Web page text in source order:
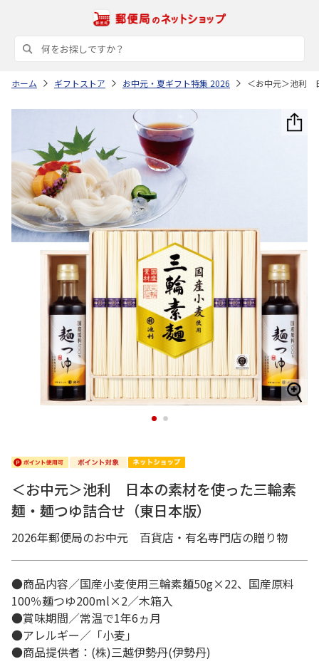
ホーム ギフトストア お中元・夏ギフト特集 2026 ＜お中元＞池利
1 2
＜お中元＞池利 日本の素材を使った三輪素
麺・麺つゆ詰合せ（東日本版）
2026年郵便局のお中元 百貨店・有名専門店の贈り物
●商品内容／国産小麦使用三輪素麺50g×22、国産原料
100％麺つゆ200ml×2／木箱入
●賞味期間／常温で1年6ヵ月
●アレルギー／「小麦」
●商品提供者：(株)三越伊勢丹(伊勢丹)